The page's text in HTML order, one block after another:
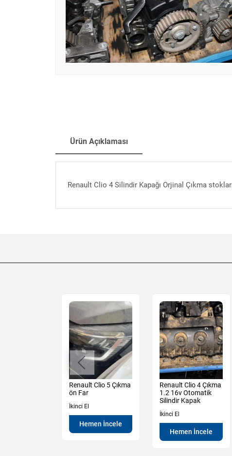
Ürün Açıklaması
Renault Clio 4 Silindir Kapağı Orjinal Çıkma
Renault Clio 5 Çıkma
ön Far
İkinci El
Hemen İncele
Renault Clio 4 Çıkma
1.2 16v Otomatik
Silindir Kapak
İkinci El
Hemen İncele